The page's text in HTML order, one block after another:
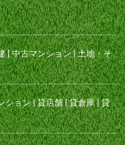
|中古マンション|土地・そ
ション|貸店舗|貸倉庫|貸